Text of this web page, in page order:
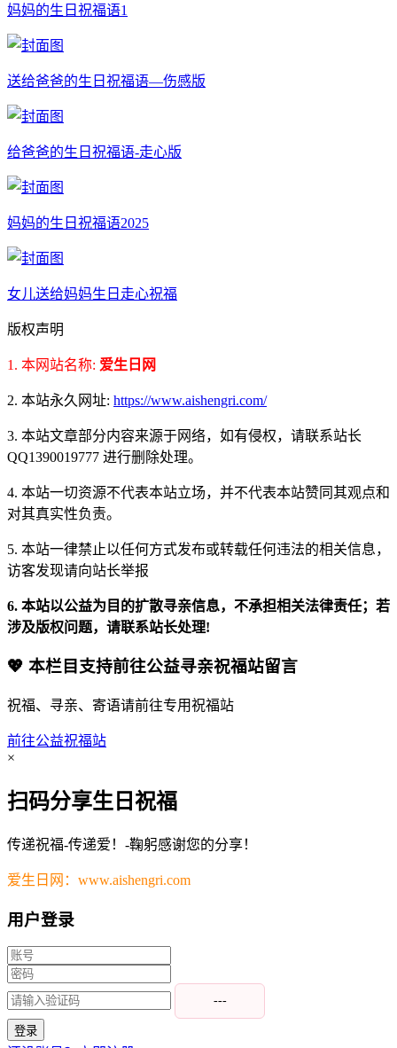
妈妈的生日祝福语1
送给爸爸的生日祝福语—伤感版
给爸爸的生日祝福语-走心版
妈妈的生日祝福语2025
女儿送给妈妈生日走心祝福
版权声明
1. 本网站名称: 爱生日网
2. 本站永久网址: https://www.aishengri.com/
3. 本站文章部分内容来源于网络，如有侵权，请联系站长
QQ1390019777 进行删除处理。
4. 本站一切资源不代表本站立场，并不代表本站赞同其观点和
对其真实性负责。
5. 本站一律禁止以任何方式发布或转载任何违法的相关信息，
访客发现请向站长举报
6. 本站以公益为目的扩散寻亲信息，不承担相关法律责任；若
涉及版权问题，请联系站长处理!
💖 本栏目支持前往公益寻亲祝福站留言
祝福、寻亲、寄语请前往专用祝福站
前往公益祝福站
×
扫码分享生日祝福
传递祝福-传递爱！-鞠躬感谢您的分享！
爱生日网：www.aishengri.com
用户登录
---
登录